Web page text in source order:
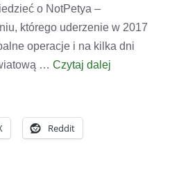
o NotPetya –
którego uderzenie w 2017
operacje i na kilka dni
… Czytaj dalej
Reddit